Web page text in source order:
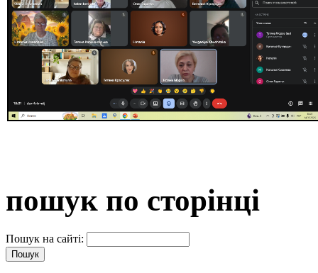
пошук по сторінці
Пошук на сайті: